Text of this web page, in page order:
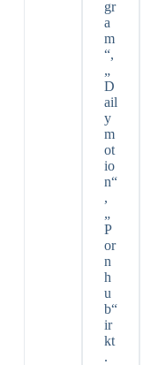
gr
a
m
“,
„
D
ail
y
m
ot
io
n“
,
„
P
or
n
h
u
b“
ir
kt
.